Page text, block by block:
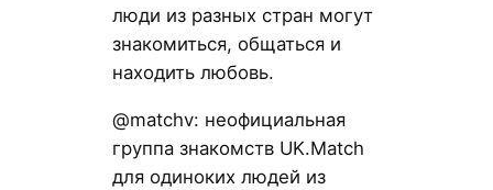
люди из разных стран могут
знакомиться, общаться и
находить любовь.
@matchv: неофициальная
группа знакомств UK.Match
для одиноких людей из